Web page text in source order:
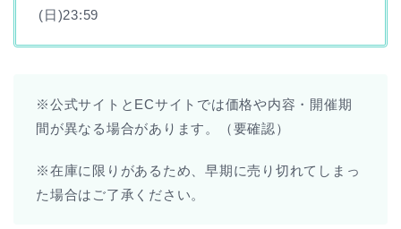
(日)23:59
※公式サイトとECサイトでは価格や内容・開催期
間が異なる場合があります。（要確認）
※在庫に限りがあるため、早期に売り切れてしまっ
た場合はご了承ください。